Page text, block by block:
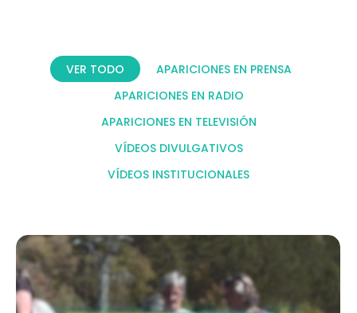
VER TODO
APARICIONES EN PRENSA
APARICIONES EN RADIO
APARICIONES EN TELEVISIÓN
VÍDEOS DIVULGATIVOS
VÍDEOS INSTITUCIONALES